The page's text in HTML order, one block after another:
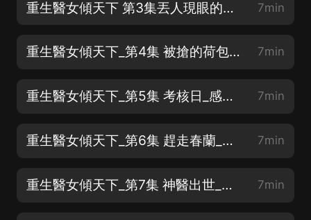
重生醫女傾天下 第3集丟人現眼的東西_新書上架盼關注點讚評論 7min
重生醫女傾天下_第4集 被搶的荷包_感謝訂閱+點讚+關注 7min
重生醫女傾天下_第5集 考核日_感謝訂閱+點讚+關注 7min
重生醫女傾天下_第6集 趕走春蘭_感謝訂閱+點讚+關注 7min
重生醫女傾天下_第7集 神醫出世_感謝訂閱+點讚+關注 7min